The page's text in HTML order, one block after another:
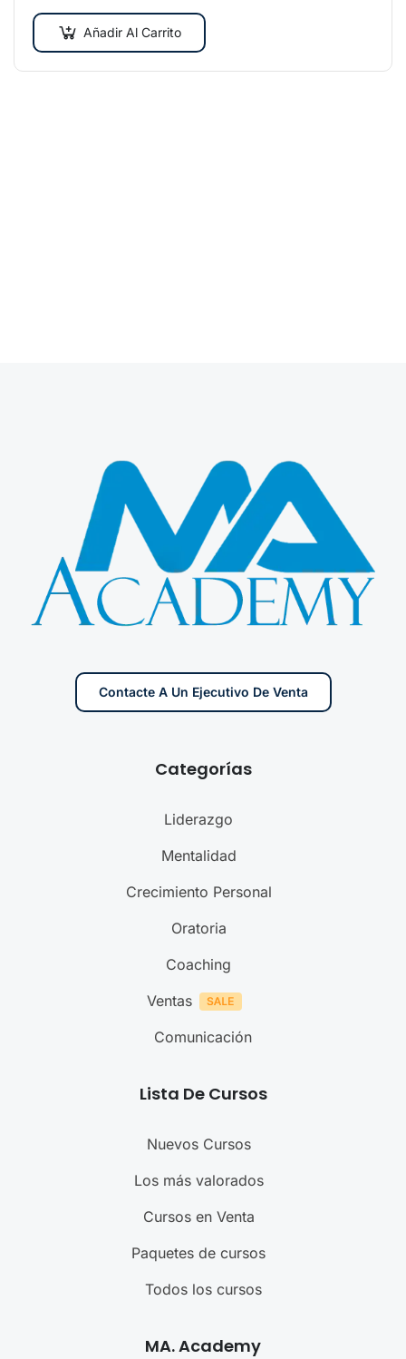
Añadir Al Carrito
Contacte A Un Ejecutivo De Venta
Categorías
Liderazgo
Mentalidad
Crecimiento Personal
Oratoria
Coaching
Ventas
Comunicación
Lista De Cursos
Nuevos Cursos
Los más valorados
Cursos en Venta
Paquetes de cursos
Todos los cursos
MA. Academy